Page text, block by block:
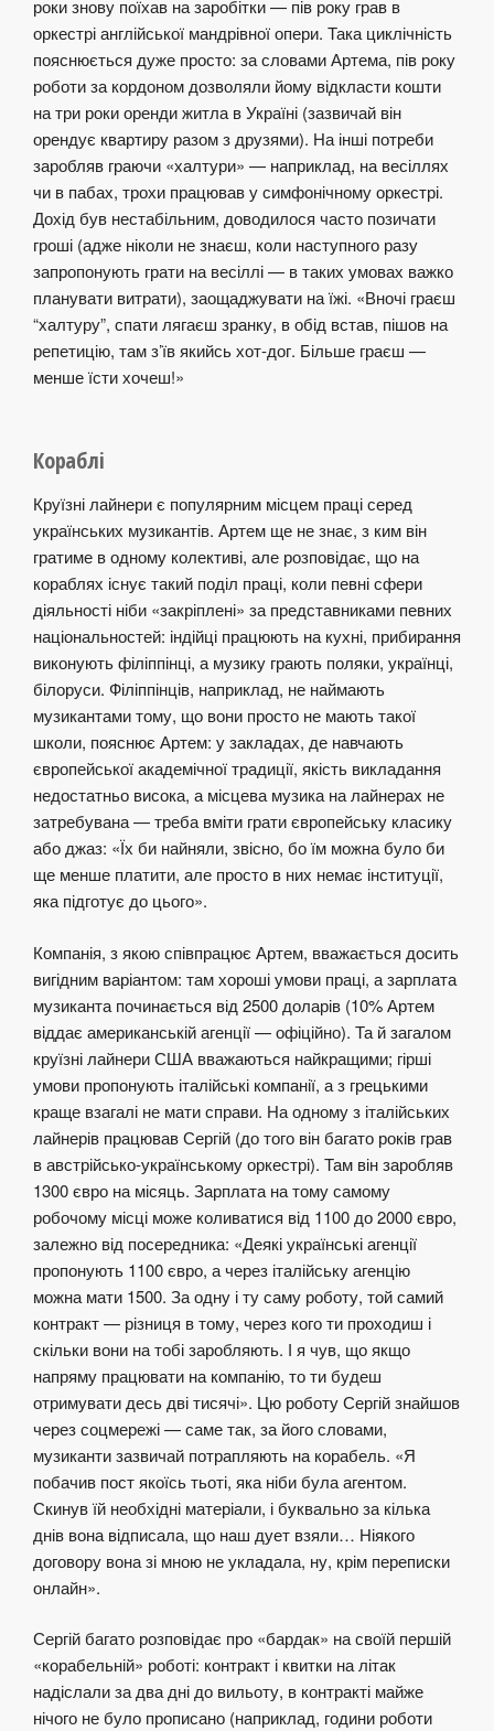
роки знову поїхав на заробітки — пів року грав в
оркестрі англійської мандрівної опери. Така циклічність
пояснюється дуже просто: за словами Артема, пів року
роботи за кордоном дозволяли йому відкласти кошти
на три роки оренди житла в Україні (зазвичай він
орендує квартиру разом з друзями). На інші потреби
заробляв граючи «халтури» — наприклад, на весіллях
чи в пабах, трохи працював у симфонічному оркестрі.
Дохід був нестабільним, доводилося часто позичати
гроші (адже ніколи не знаєш, коли наступного разу
запропонують грати на весіллі — в таких умовах важко
планувати витрати), заощаджувати на їжі. «Вночі граєш
“халтуру”, спати лягаєш зранку, в обід встав, пішов на
репетицію, там з’їв якийсь хот-дог. Більше граєш —
менше їсти хочеш!»
Кораблі
Круїзні лайнери є популярним місцем праці серед
українських музикантів. Артем ще не знає, з ким він
гратиме в одному колективі, але розповідає, що на
кораблях існує такий поділ праці, коли певні сфери
діяльності ніби «закріплені» за представниками певних
національностей: індійці працюють на кухні, прибирання
виконують філіппінці, а музику грають поляки, українці,
білоруси. Філіппінців, наприклад, не наймають
музикантами тому, що вони просто не мають такої
школи, пояснює Артем: у закладах, де навчають
європейської академічної традиції, якість викладання
недостатньо висока, а місцева музика на лайнерах не
затребувана — треба вміти грати європейську класику
або джаз: «Їх би найняли, звісно, бо їм можна було би
ще менше платити, але просто в них немає інституції,
яка підготує до цього».
Компанія, з якою співпрацює Артем, вважається досить
вигідним варіантом: там хороші умови праці, а зарплата
музиканта починається від 2500 доларів (10% Артем
віддає американській агенції — офіційно). Та й загалом
круїзні лайнери США вважаються найкращими; гірші
умови пропонують італійські компанії, а з грецькими
краще взагалі не мати справи. На одному з італійських
лайнерів працював Сергій (до того він багато років грав
в австрійсько-українському оркестрі). Там він заробляв
1300 євро на місяць. Зарплата на тому самому
робочому місці може коливатися від 1100 до 2000 євро,
залежно від посередника: «Деякі українські агенції
пропонують 1100 євро, а через італійську агенцію
можна мати 1500. За одну і ту саму роботу, той самий
контракт — різниця в тому, через кого ти проходиш і
скільки вони на тобі заробляють. І я чув, що якщо
напряму працювати на компанію, то ти будеш
отримувати десь дві тисячі». Цю роботу Сергій знайшов
через соцмережі — саме так, за його словами,
музиканти зазвичай потрапляють на корабель. «Я
побачив пост якоїсь тьоті, яка ніби була агентом.
Скинув їй необхідні матеріали, і буквально за кілька
днів вона відписала, що наш дует взяли… Ніякого
договору вона зі мною не укладала, ну, крім переписки
онлайн».
Сергій багато розповідає про «бардак» на своїй першій
«корабельній» роботі: контракт і квитки на літак
надіслали за два дні до вильоту, в контракті майже
нічого не було прописано (наприклад, години роботи